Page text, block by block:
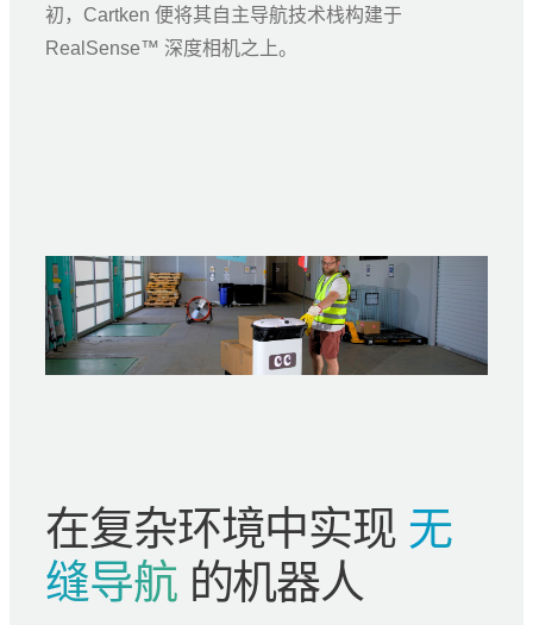
初，Cartken 便将其自主导航技术栈构建于
RealSense™ 深度相机之上。
在复杂环境中实现 无
缝导航的机器人